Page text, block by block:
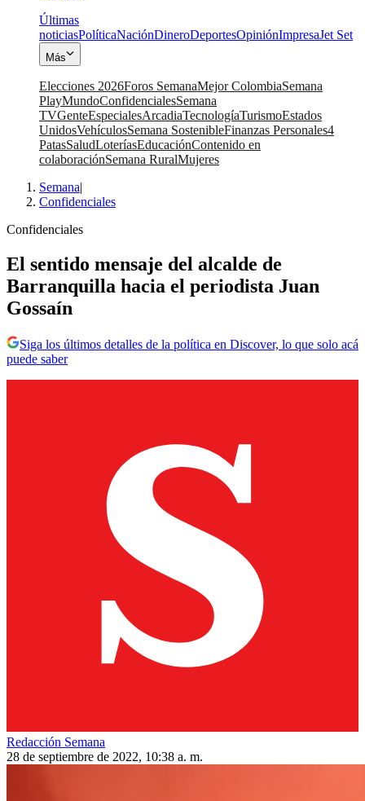
Últimas
noticiasPolíticaNaciónDineroDeportesOpiniónImpresaJet Set
Más
Elecciones 2026Foros SemanaMejor ColombiaSemana
PlayMundoConfidencialesSemana
TVGenteEspecialesArcadiaTecnologíaTurismoEstados
UnidosVehículosSemana SostenibleFinanzas Personales4
PatasSaludLoteríasEducaciónContenido en
colaboraciónSemana RuralMujeres
Semana|
Confidenciales
Confidenciales
El sentido mensaje del alcalde de
Barranquilla hacia el periodista Juan
Gossaín
Siga los últimos detalles de la política en Discover, lo que solo acá
puede saber
Redacción Semana
28 de septiembre de 2022, 10:38 a. m.